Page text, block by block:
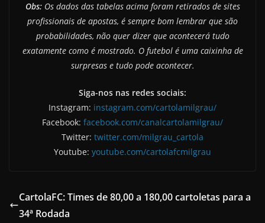
Obs:Os dados das tabelas acima foram retirados de sites
profissionais de apostas, é sempre bom lembrar que são
probabilidades, não quer dizer que acontecerá tudo
exatamente como é mostrado. O futebol é uma caixinha de
surpresas e tudo pode acontecer.
Siga-nos nas redes sociais:
Instagram: instagram.com/cartolamilgrau/
Facebook: facebook.com/canalcartolamilgrau/
Twitter: twitter.com/milgrau_cartola
Youtube: youtube.com/cartolafcmilgrau
CartolaFC: Times de 80,00 a 180,00 cartoletas para a
34ª Rodada